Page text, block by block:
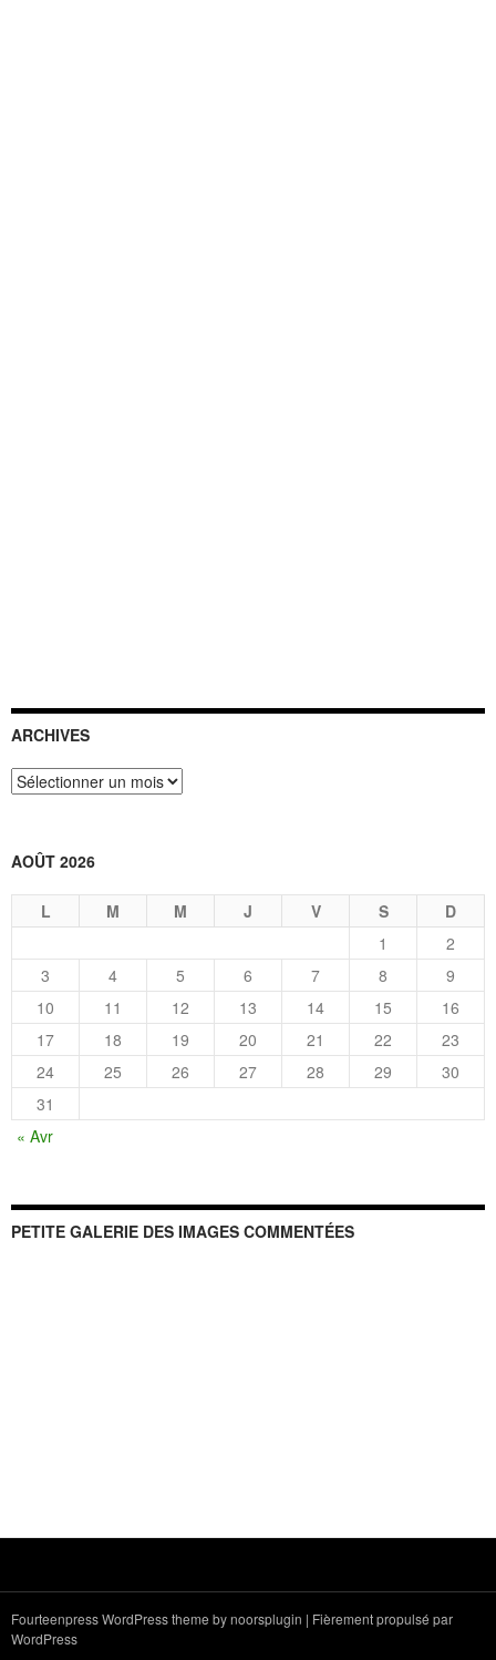
ARCHIVES
Archives
AOÛT 2026
L M M J V S
D
1
2
3
4 5 6 7 8
9
10
11 12 13 14 15
16
17
18 19 20 21 22
23
24
25 26 27 28 29
30
31
« Avr
PETITE GALERIE DES IMAGES COMMENTÉES
Fourteenpress WordPress theme bynoorsplugin | Fièrement propulsé par
WordPress